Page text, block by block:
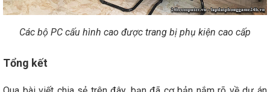
Các bộ PC cấu hình cao được trang bị phụ kiện cao cấp
Tổng kết